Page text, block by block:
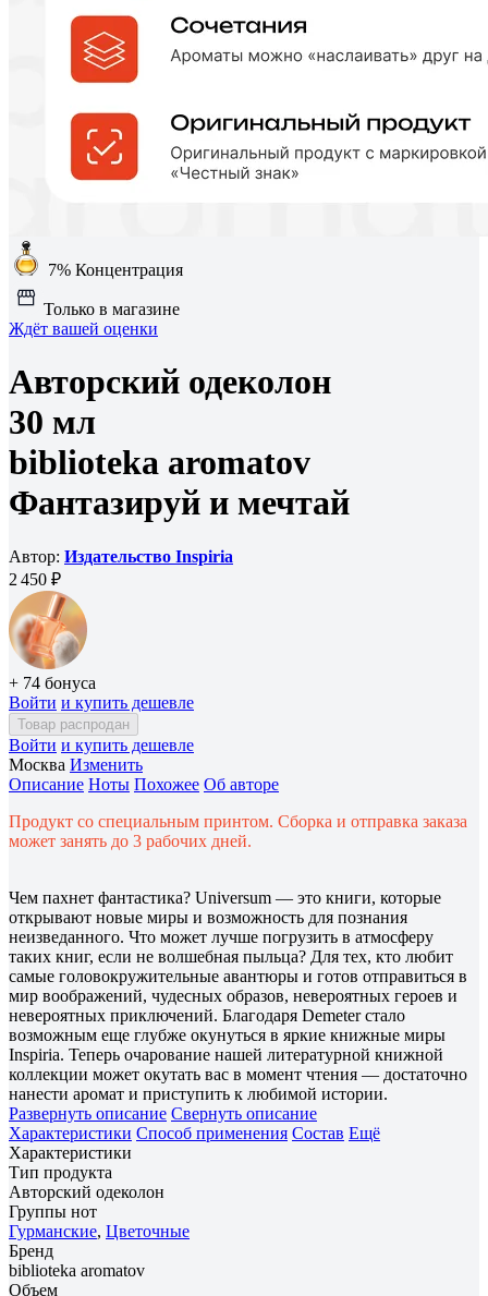
7% Концентрация
Только в магазине
Ждёт вашей оценки
Авторский одеколон
30 мл
biblioteka aromatov
Фантазируй и мечтай
Автор: Издательство Inspiria
2 450 ₽
+ 74 бонуса
Войти и купить дешевле
Товар распродан
Войти и купить дешевле
Москва Изменить
Описание Ноты Похожее Об авторе
Продукт со специальным принтом. Сборка и отправка заказа
может занять до 3 рабочих дней.
Чем пахнет фантастика? Universum — это книги, которые
открывают новые миры и возможность для познания
неизведанного. Что может лучше погрузить в атмосферу
таких книг, если не волшебная пыльца? Для тех, кто любит
самые головокружительные авантюры и готов отправиться в
мир воображений, чудесных образов, невероятных героев и
невероятных приключений. Благодаря Demeter стало
возможным еще глубже окунуться в яркие книжные миры
Inspiria. Теперь очарование нашей литературной книжной
коллекции может окутать вас в момент чтения — достаточно
нанести аромат и приступить к любимой истории.
Развернуть описание Свернуть описание
Характеристики Способ применения Состав Ещё
Характеристики
Тип продукта
Авторский одеколон
Группы нот
Гурманские, Цветочные
Бренд
biblioteka aromatov
Объем